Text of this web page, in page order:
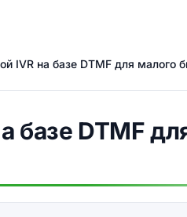
IVR на базе DTMF для малого
базе DTMF